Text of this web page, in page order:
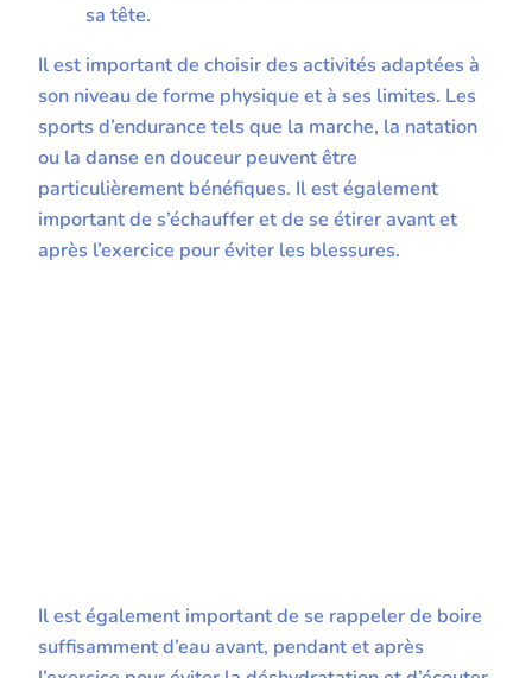
sa tête.
Il est important de choisir des activités adaptées à
son niveau de forme physique et à ses limites. Les
sports d’endurance tels que la marche, la natation
ou la danse en douceur peuvent être
particulièrement bénéfiques. Il est également
important de s’échauffer et de se étirer avant et
après l’exercice pour éviter les blessures.
Il est également important de se rappeler de boire
suffisamment d’eau avant, pendant et après